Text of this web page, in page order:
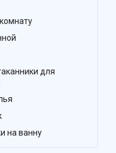
для
на ванну